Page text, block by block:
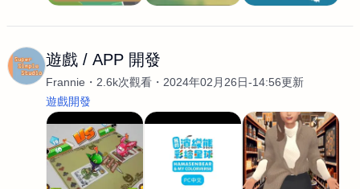
遊戲 / APP 開發
Frannie 2.6k次觀看
2024年02月26日-14:56更新
遊戲開發